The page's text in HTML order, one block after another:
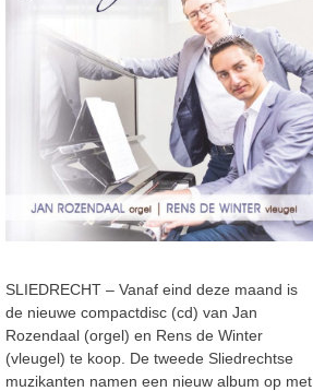
SLIEDRECHT – Vanaf eind deze maand is
de nieuwe compactdisc (cd) van Jan
Rozendaal (orgel) en Rens de Winter
(vleugel) te koop. De tweede Sliedrechtse
muzikanten namen een nieuw album op met